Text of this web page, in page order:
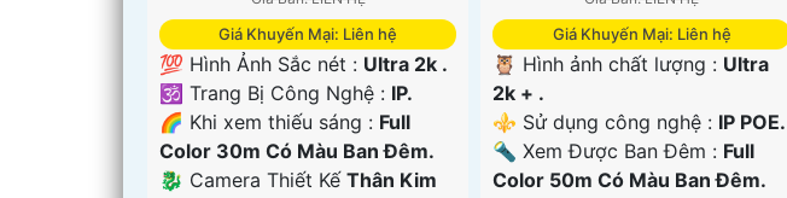
Giá Khuyến Mại: Liên hệ
💯 Hình Ảnh Sắc nét : Ultra 2k .
🕉️ Trang Bị Công Nghệ : IP.
🌈 Khi xem thiếu sáng : Full
Color 30m Có Màu Ban Ðêm.
🐉️ Camera Thiết Kế Thân Kim
Giá Khuyến Mại: Liên hệ
🦉 Hình ảnh chất lượng : Ultra
2k + .
⚜️ Sử dụng công nghệ : IP POE.
🔦 Xem Được Ban Đêm : Full
Color 50m Có Màu Ban Ðêm.